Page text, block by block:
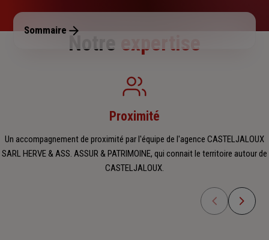
Dimanche : Fermé
Sommaire
Notre expertise
Proximité
Un accompagnement de proximité par l'équipe de l'agence CASTELJALOUX
SARL HERVE & ASS. ASSUR & PATRIMOINE, qui connait le territoire autour de
CASTELJALOUX.